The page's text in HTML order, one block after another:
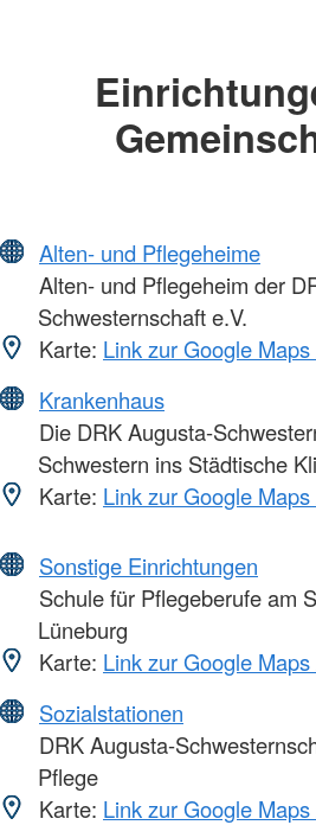
Alten- und Pflegeheime
Alten- und Pflegeheim der
Schwesternschaft e.V.
Karte: Link zur Google
Krankenhaus
Die DRK Augusta-
Schwestern ins Städtische
Karte: Link zur Google
Sonstige Einrichtungen
Schule für Pflegeberufe am
Lüneburg
Karte: Link zur Google
Sozialstationen
DRK Augusta-
Pflege
Karte: Link zur Google